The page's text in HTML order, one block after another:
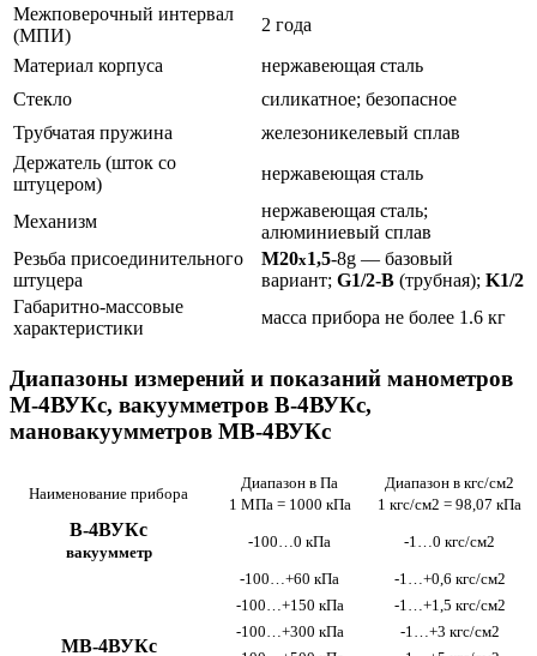
Межповерочный интервал
(МПИ)
2 года
Материал корпуса
нержавеющая сталь
Стекло
силикатное; безопасное
Трубчатая пружина
железоникелевый сплав
Держатель (шток со
штуцером)
нержавеющая сталь
Механизм
нержавеющая сталь;
алюминиевый сплав
Резьба присоединительного
штуцера
М20х1,5-8g — базовый
вариант; G1/2-B (трубная); K1/2
Габаритно-массовые
характеристики
масса прибора не более 1.6 кг
Диапазоны измерений и показаний манометров
М-4ВУКс, вакуумметров В-4ВУКс,
мановакуумметров МВ-4ВУКс
Наименование прибора
Диапазон в Па
1 МПа = 1000 кПа
Диапазон в кгс/см2
1 кгс/см2 = 98,07 кПа
В-4ВУКс
вакуумметр
-100…0 кПа -1…0 кгс/см2
МВ-4ВУКс
-100…+60 кПа
-1…+0,6 кгс/см2
-100…+150 кПа
-1…+1,5 кгс/см2
-100…+300 кПа
-1…+3 кгс/см2